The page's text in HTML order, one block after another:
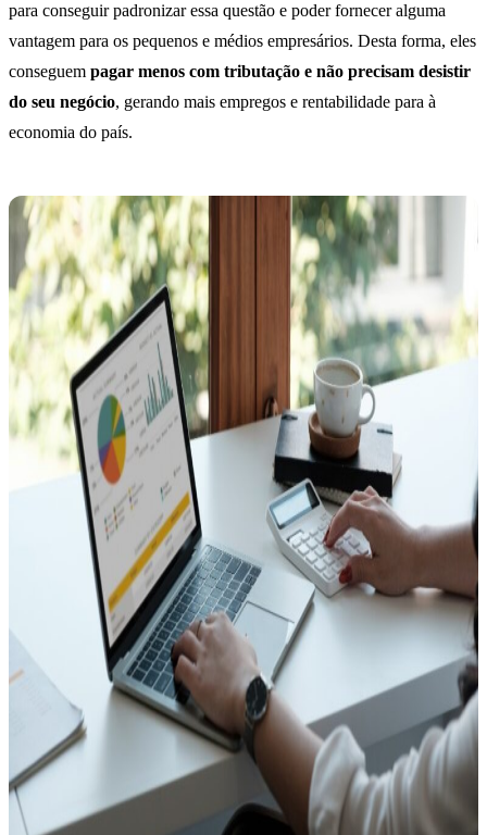
para conseguir padronizar essa questão e poder fornecer alguma
vantagem para os pequenos e médios empresários. Desta forma, eles
conseguem pagar menos com tributação e não precisam desistir
do seu negócio, gerando mais empregos e rentabilidade para à
economia do país.